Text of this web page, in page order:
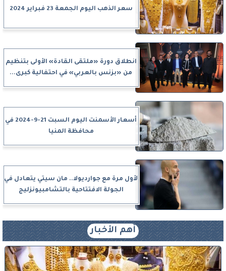
سعر الذهب اليوم الجمعة 23 فبراير 2024
انطلاق دورة «ملتقى القادة» الأولى بتنظيم
من «بزنس بالعربي» في احتفالية كبرى...
أسعار الأسمنت اليوم السبت 21-9-2024 في
محافظة المنيا
لأول مرة مع جوارديولا.. مان سيتي يتعادل في
الجولة الافتتاحية بالتشامبيونزليج
أهم الأخبار